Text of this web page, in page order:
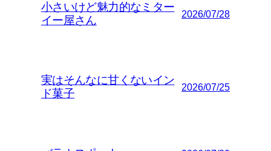
小さいけど魅力的なミター
イー屋さん
2026/07/28
実はそんなに甘くないイン
ド菓子
2026/07/25